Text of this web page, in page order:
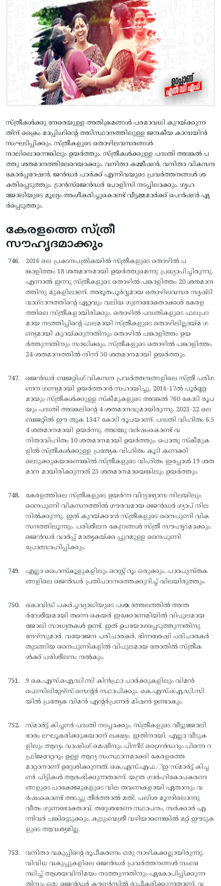
സ്ത്രീകള്‍ക്കു നേരെയുള്ള അതിക്രമങ്ങള്‍ പരമാവധി കുറയ്ക്കുന്ന
തിന് ക്രൈം മാപ്പിംഗിന്റെ അടിസ്ഥാനത്തിലുള്ള ജനകീയ കാമ്പയിന്‍
സംഘടിപ്പിക്കും. സ്ത്രീകളുടെ തൊഴിലവസരങ്ങള്‍
നാലിലൊന്നെങ്കിലും ഉയര്‍ത്തും. സ്ത്രീകള്‍ക്കുള്ള പദ്ധതി അടങ്കല്‍ പ
ത്തു ശതമാനത്തിലേറെയാക്കും. വനിതാ കമ്മീഷന്‍, വനിതാ വികസന
കോര്‍പ്പറേഷന്‍, ജന്‍ഡര്‍ പാര്‍ക്ക് എന്നിവയുടെ പ്രവര്‍ത്തനങ്ങള്‍ ശ
ക്തിപ്പെടുത്തും. ട്രാന്‍സ്ജെന്‍ഡര്‍ പോളിസി നടപ്പിലാക്കും. ഗൃഹ
ജോലിയുടെ മൂല്യം അംഗീകരിച്ചുകൊണ്ട് വീട്ടമ്മമാര്‍ക്ക് പെന്‍ഷന്‍ ഏ
ര്‍പ്പെടുത്തും.
കേരളത്തെ സ്ത്രീ
സൗഹൃദമാക്കും
2016 ലെ പ്രകടനപത്രികയില്‍ സ്ത്രീകളുടെ തൊഴില്‍ പ
ങ്കാളിത്തം 18 ശതമാനമായി ഉയര്‍ത്തുമെന്നു പ്രഖ്യാപിച്ചിരുന്നു.
എന്നാല്‍ ഇന്നു സ്ത്രീകളുടെ തൊഴില്‍ പങ്കാളിത്തം 20 ശതമാന
ത്തിനു മുകളിലാണ്. അഭൂതപൂര്‍വ്വമായ തൊഴിലവസര സൃഷ്ടി
വാഗ്ദാനത്തിന്റെ ഏറ്റവും വലിയ ഗുണഭോക്താക്കള്‍ കേരള
ത്തിലെ സ്ത്രീകളായിരിക്കും. തൊഴില്‍ പദ്ധതികളുടെ ഫലപ്രദ
മായ നടത്തിപ്പിന്റെ ഫലമായി സ്ത്രീകളുടെ തൊഴിലില്ലായ്മ ഗ
ണ്യമായി കുറയ്ക്കുന്നതിനും തൊഴില്‍ പങ്കാളിത്തം ഉയ
ര്‍ത്തുന്നതിനും സാധിക്കും. സ്ത്രീകളുടെ തൊഴില്‍ പങ്കാളിത്തം
24 ശതമാനത്തില്‍ നിന്ന് 50 ശതമാനമായി ഉയര്‍ത്തും.
ജെന്‍ഡര്‍ ബജറ്റിംഗ് വികസന പ്രവര്‍ത്തനങ്ങളിലെ സ്ത്രീ പരിഗ
ണന ഗണ്യമായി ഉയര്‍ത്താന്‍ സഹായിച്ചു. 2016-17ല്‍ പൂര്‍ണ്ണ
മായും സ്ത്രീകള്‍ക്കുള്ള സ്കീമുകളുടെ അടങ്കല്‍ 760 കോടി രൂപ
യും പദ്ധതി അടങ്കലിന്റെ 4 ശതമാനവുമായിരുന്നു. 2021-22 ലെ
ബജറ്റില്‍ ഈ തുക 1347 കോടി രൂപയാണ്. പദ്ധതി വിഹിതം 6.5
4 ശതമാനമായി ഉയര്‍ന്നു. അഞ്ചു വര്‍ഷംകൊണ്ട് വ
നിതാവിഹിതം 10 ശതമാനമായി ഉയര്‍ത്തും. പൊതു സ്കീമുക
ളില്‍ സ്ത്രീകള്‍ക്കുള്ള പ്രത്യേക വിഹിതം കൂടി കണക്കി
ലെടുക്കുകയാണെങ്കില്‍ സ്ത്രീകളുടെ വിഹിതം ഇപ്പോള്‍ 19 ശത
മാന മായിരിക്കുന്നത് 25 ശതമാനമായെങ്കിലും ഉയര്‍ത്തും.
കേരളത്തിലെ സ്ത്രീകളുടെ ഉയര്‍ന്ന വിദ്യാഭ്യാസ നിലയിലും
നൈപുണി വികസനത്തില്‍ ഗൗരവമായ ജെന്‍ഡര്‍ ഗ്യാപ് നില
നില്‍ക്കുന്നു. ഇത് കുറയ്ക്കാന്‍ സ്ത്രീകളുടെ നൈപുണി വിക
സനത്തിലൂന്നും. പരിശീലന കേന്ദ്രങ്ങള്‍ സ്ത്രീ സൗഹൃദമാക്കും.
ജെന്‍ഡര്‍ വാര്‍പ്പ് മാതൃകയ്ക്ക പ്പുറമുള്ള നൈപുണി
പ്രോത്സാഹിപ്പിക്കും.
എല്ലാ ഹൈസ്കൂളുകളിലും റെസ്റ്റ് റൂം ഒരുക്കും. പാഠപുസ്തക
ങ്ങളിലെ ജെന്‍ഡര്‍ പ്രതിപാദനത്തെക്കുറിച്ച് വിലയിരുത്തും.
കൊവിഡ് പകര്‍ച്ചവ്യാധിയുടെ പശ്ചാത്തലത്തില്‍ അന്ത
ര്‍ദേശീയമായി തന്നെ കെയര്‍ ഇക്കോണമിയില്‍ വിപുലമായ
ജോലി സാധ്യതകള്‍ ഉണ്ട്. ഇത് ഉപയോഗപ്പെടുത്തുന്നതിനു
നേഴ്സുമാര്‍, വയോജന പരിചാരകര്‍, ഭിന്നശേഷി പരിചാരകര്‍
തുടങ്ങിയ നൈപുണികളില്‍ വിപുലമായ തോതില്‍ സ്ത്രീക
ള്‍ക്ക് പരിശീലനം നല്‍കും.
9 കെ.എസ്.ഐ.ഡി.സി കിന്‍ഫ്രാ പാര്‍ക്കുകളിലും വിമന്‍
ഫെസിലിറ്റേഴ്സ് സെന്റര്‍ സ്ഥാപിക്കും. കെ.എസ്.ഐ.ഡി.സി
യില്‍ പ്രത്യേക വിമന്‍ എന്റര്‍പ്രണര്‍ മിഷന്‍ ഉണ്ടാകും.
സ്മാര്‍ട്ട് കിച്ചണ്‍ പദ്ധതി നടപ്പാക്കും. സ്ത്രീകളുടെ വീട്ടുജോലി
ഭാരം ലഘൂകരിക്കുകയാണ് ലക്ഷ്യം. ഇതിനായി, എല്ലാ വീടുക
ളിലും ആദ്യം വാഷിംഗ് മെഷീനും പിന്നീട് ഗ്രൈന്‍ഡറും പിന്നെ റ
ഫ്രിജറേറ്ററും ഉള്ള ആദ്യ സംസ്ഥാനമാക്കി കേരളത്തെ
മാറ്റാനാണ് ഉദ്ദേശിക്കുന്നത്. കെ.എസ്.എഫ.്ഇ സ്മാര്‍ട്ട് കിച്ച
ണ്‍ ചിട്ടികള്‍ ആരംഭിക്കുന്നതാണ്. യന്ത്ര ഗാര്‍ഹികോപകരണ
ങ്ങളുടെ പാക്കേജുകളുടെ വില തവണകളായി ഏതാനും വ
ര്‍ഷംകൊണ്ട് അടച്ചു തീര്‍ത്താല്‍ മതി. പലിശ മൂന്നിലൊന്നു
വീതം ഗുണഭോക്താവ്, തദ്ദേശഭരണ സ്ഥാപനം, സര്‍ക്കാര്‍ എ
ന്നിവര്‍ പങ്കിട്ടെടുക്കും. കുടുംബശ്രീ വഴിയാണെങ്കില്‍ മറ്റ് ഈടുക
ളുടെ ആവശ്യമില്ല.
വനിതാ വകുപ്പിന്റെ രൂപീകരണം ഒരു നാഴികക്കല്ലായിരുന്നു.
വിവിധ വകുപ്പുകളിലെ ജെന്‍ഡര്‍ പ്രവര്‍ത്തനങ്ങള്‍ സംബ
ന്ധിച്ച് ആശയവിനിമയം നടത്തുന്നതിനും ഏകോപിപ്പിക്കുന്ന
തിനും ഒരു ജെന്‍ഡര്‍ കൗണ്‍സില്‍ രൂപീകരിക്കുന്നതാണ്. വ